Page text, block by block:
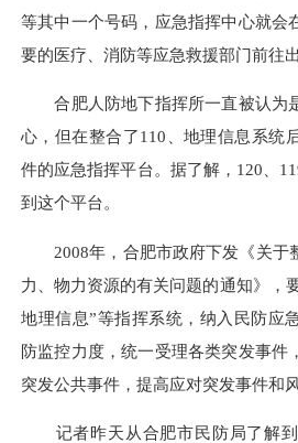
等其中一个号码，应急指挥中心就会
要的医疗、消防等应急救援部门前往出
合肥人防地下指挥所一直被认为
心，但在整合了110、地理信息系统
件的应急指挥平台。据了解，120、
到这个平台。
2008年，合肥市政府下发《关于
力、物力资源的有关问题的通知》，
地理信息”等指挥系统，纳入民防应
防监控力度，统一受理各类突发事件
突发公共事件，提高应对突发事件和
记者昨天从合肥市民防局了解到